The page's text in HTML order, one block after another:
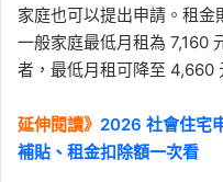
家庭也可以提出申請。租金
一般家庭最低月租為 7,160
者，最低月租可降至 4,660
延伸閱讀》 2026 社會住宅
補貼、租金扣除額一次看